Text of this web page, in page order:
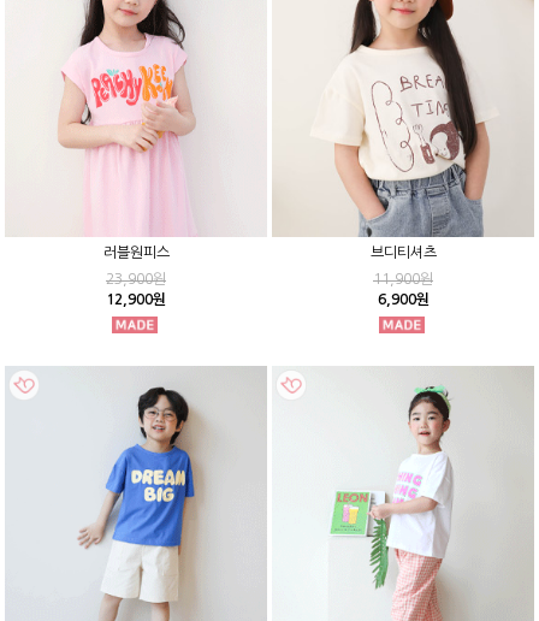
러블원피스
23,900원
12,900원
브디티셔츠
11,900원
6,900원